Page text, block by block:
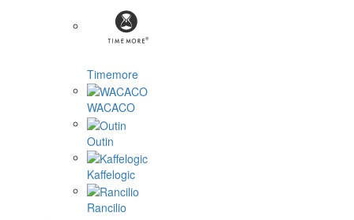
Timemore
WACACO
Outin
Kaffelogic
Rancilio